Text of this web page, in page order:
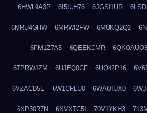
6HWL9A3P 6I5IUH76 6JGSI1UR
6MRU4GHW 6MRWI2FW 6MUKQ2Q2
6PM1Z7A5 6QEEKCMR
6TPRWJZM 6UJEQ0CF 6UQ42P16
6VZACB5E 6W1CRLU0 6WAOIUX0
6XP30R7N 6XVXTC5I 70V1YKH3